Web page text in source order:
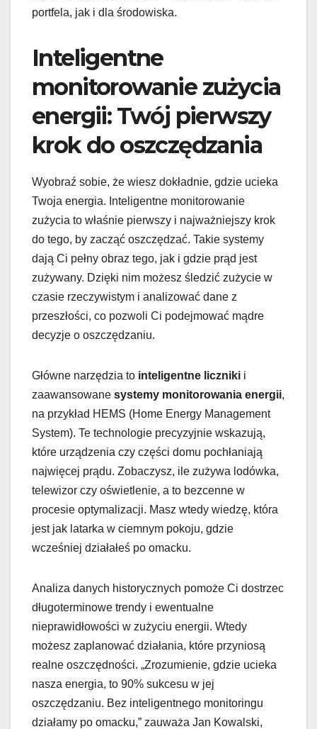
portfela, jak i dla środowiska.
Inteligentne
monitorowanie zużycia
energii: Twój pierwszy
krok do oszczędzania
Wyobraź sobie, że wiesz dokładnie, gdzie ucieka
Twoja energia. Inteligentne monitorowanie
zużycia to właśnie pierwszy i najważniejszy krok
do tego, by zacząć oszczędzać. Takie systemy
dają Ci pełny obraz tego, jak i gdzie prąd jest
zużywany. Dzięki nim możesz śledzić zużycie w
czasie rzeczywistym i analizować dane z
przeszłości, co pozwoli Ci podejmować mądre
decyzje o oszczędzaniu.
Główne narzędzia to inteligentne liczniki i
zaawansowane systemy monitorowania energii,
na przykład HEMS (Home Energy Management
System). Te technologie precyzyjnie wskazują,
które urządzenia czy części domu pochłaniają
najwięcej prądu. Zobaczysz, ile zużywa lodówka,
telewizor czy oświetlenie, a to bezcenne w
procesie optymalizacji. Masz wtedy wiedzę, która
jest jak latarka w ciemnym pokoju, gdzie
wcześniej działałeś po omacku.
Analiza danych historycznych pomoże Ci dostrzec
długoterminowe trendy i ewentualne
nieprawidłowości w zużyciu energii. Wtedy
możesz zaplanować działania, które przyniosą
realne oszczędności. „Zrozumienie, gdzie ucieka
nasza energia, to 90% sukcesu w jej
oszczędzaniu. Bez inteligentnego monitoringu
działamy po omacku,” zauważa Jan Kowalski,